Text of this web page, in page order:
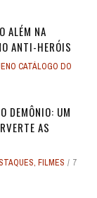
ALÉM NA
ANTI-HERÓIS
CATÁLOGO DO
DEMÔNIO: UM
AS
, FILMES
7